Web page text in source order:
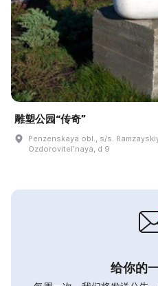
雕塑公园“传奇”
Penzenskaya obl., s/s.
Ozdorovitelʹnaya, d 9
给你的